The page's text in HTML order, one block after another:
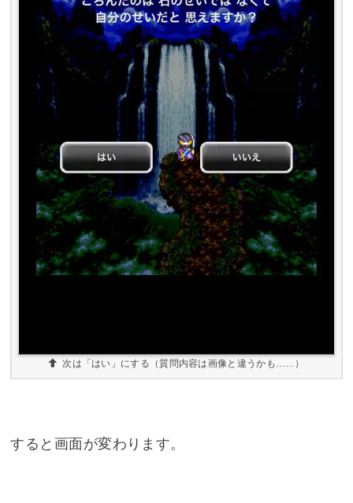
次は「はい」にする（質問内容は画像と違うかも……）
すると画面が変わります。